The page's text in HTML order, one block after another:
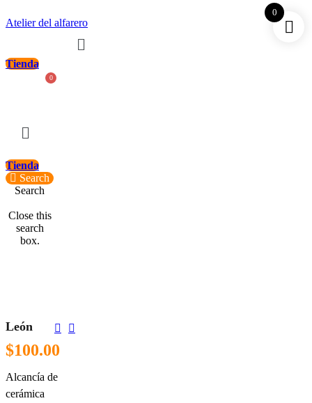
Atelier del alfarero
Menú
Tienda
Tienda
Search
Search
Close this
search
box.
León
Navegación
De
$100.00
Alcancía de
cerámica
0